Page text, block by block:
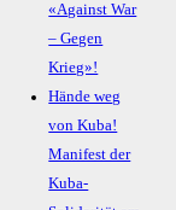
«Against War
– Gegen
Krieg»!
Hände weg
von Kuba!
Manifest der
Kuba-